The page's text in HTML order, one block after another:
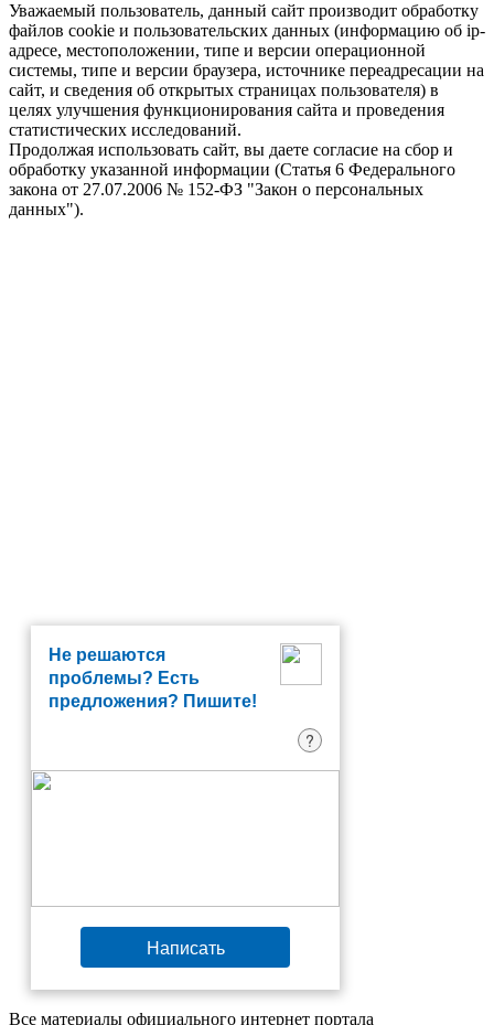
Уважаемый пользователь, данный сайт производит обработку
файлов cookie и пользовательских данных (информацию об ip-
адресе, местоположении, типе и версии операционной
системы, типе и версии браузера, источнике переадресации на
сайт, и сведения об открытых страницах пользователя) в
целях улучшения функционирования сайта и проведения
статистических исследований.
Продолжая использовать сайт, вы даете согласие на сбор и
обработку указанной информации (Статья 6 Федерального
закона от 27.07.2006 № 152-ФЗ "Закон о персональных
данных").
Не решаются
проблемы? Есть
предложения? Пишите!
?
Написать
Все материалы официального интернет портала